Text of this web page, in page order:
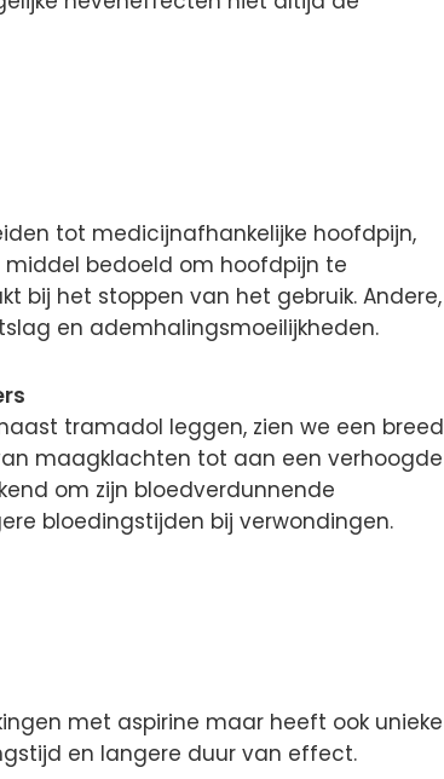
tot medicijnafhankelijke hoofdpijn,
bedoeld om hoofdpijn te
bij het stoppen van het gebruik. Andere,
en ademhalingsmoeilijkheden.
tramadol leggen, zien we een breed
maagklachten tot aan een verhoogde
om zijn bloedverdunnende
bloedingstijden bij verwondingen.
met aspirine maar heeft ook unieke
en langere duur van effect.